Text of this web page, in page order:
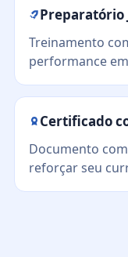
Preparatório
Treinamento
performance
Certificado
Documento
reforçar seu